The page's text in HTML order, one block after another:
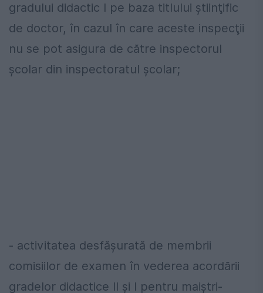
gradului didactic I pe baza titlului ştiinţific
de doctor, în cazul în care aceste inspecţii
nu se pot asigura de către inspectorul
școlar din inspectoratul școlar;
- activitatea desfăşurată de membrii
comisiilor de examen în vederea acordării
gradelor didactice II şi I pentru maiştri-